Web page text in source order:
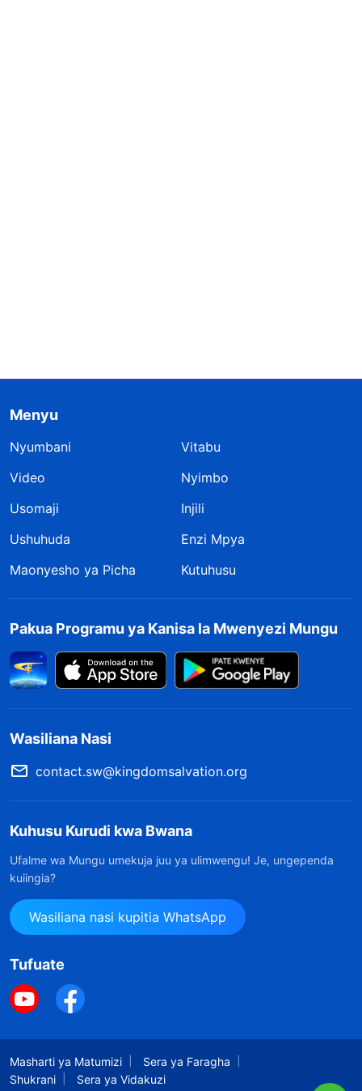
Menyu
Nyumbani
Vitabu
Video
Nyimbo
Usomaji
Injili
Ushuhuda
Enzi Mpya
Maonyesho ya Picha
Kutuhusu
Pakua Programu ya Kanisa la Mwenyezi Mungu
Wasiliana Nasi
contact.sw@kingdomsalvation.org
Kuhusu Kurudi kwa Bwana
Ufalme wa Mungu umekuja juu ya ulimwengu! Je, ungependa
kuiingia?
Wasiliana nasi kupitia WhatsApp
Tufuate
Masharti ya Matumizi
Sera ya Faragha
Shukrani
Sera ya Vidakuzi